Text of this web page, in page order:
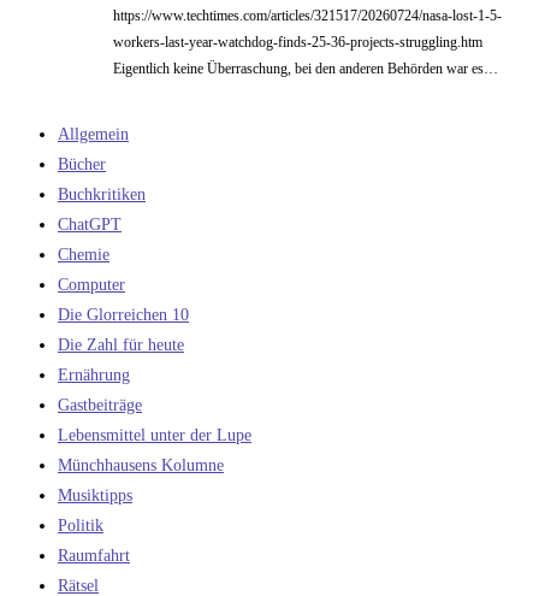
https://www.techtimes.com/articles/321517/20260724/nasa-lost-1-5-
workers-last-year-watchdog-finds-25-36-projects-struggling.htm
Eigentlich keine Überraschung, bei den anderen Behörden war es…
Allgemein
Bücher
Buchkritiken
ChatGPT
Chemie
Computer
Die Glorreichen 10
Die Zahl für heute
Ernährung
Gastbeiträge
Lebensmittel unter der Lupe
Münchhausens Kolumne
Musiktipps
Politik
Raumfahrt
Rätsel